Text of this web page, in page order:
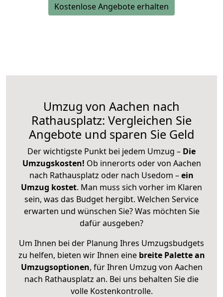
Kostenlose Angebote erhalten
Umzug von Aachen nach
Rathausplatz: Vergleichen Sie
Angebote und sparen Sie Geld
Der wichtigste Punkt bei jedem Umzug – Die
Umzugskosten! Ob innerorts oder von Aachen
nach Rathausplatz oder nach Usedom –ein
Umzug kostet. Man muss sich vorher im Klaren
sein, was das Budget hergibt. Welchen Service
erwarten und wünschen Sie? Was möchten Sie
dafür ausgeben?
Um Ihnen bei der Planung Ihres Umzugsbudgets
zu helfen, bieten wir Ihnen eine breite Palette an
Umzugsoptionen, für Ihren Umzug von Aachen
nach Rathausplatz an. Bei uns behalten Sie die
volle Kostenkontrolle.